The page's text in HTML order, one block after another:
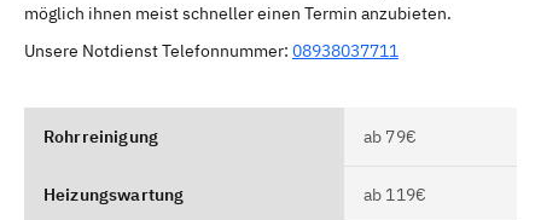
möglich ihnen meist schneller einen Termin anzubieten.
Unsere Notdienst Telefonnummer: 08938037711
Rohrreinigung ab 79€
Heizungswartung ab 119€